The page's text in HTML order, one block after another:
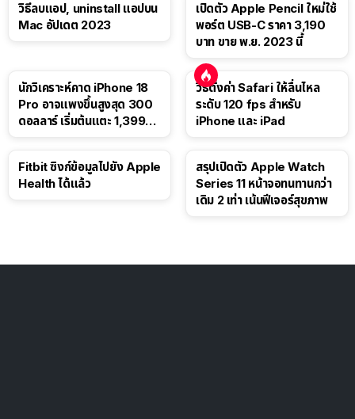
วิธีลบแอป, uninstall แอปบน
Mac อัปเดต 2023
เปิดตัว Apple Pencil ใหม่ใช้
พอร์ต USB-C ราคา 3,190
บาท ขาย พ.ย. 2023 นี้
นักวิเคราะห์คาด iPhone 18
Pro อาจแพงขึ้นสูงสุด 300
ดอลลาร์ เริ่มต้นแตะ 1,399
วิธีตั้งค่า Safari ให้ลื่นไหล
ระดับ 120 fps สำหรับ
iPhone และ iPad
Fitbit ซิงก์ข้อมูลไปยัง Apple
Health ได้แล้ว
สรุปเปิดตัว Apple Watch
Series 11 หน้าจอทนทานกว่า
เดิม 2 เท่า เน้นฟีเจอร์สุขภาพ